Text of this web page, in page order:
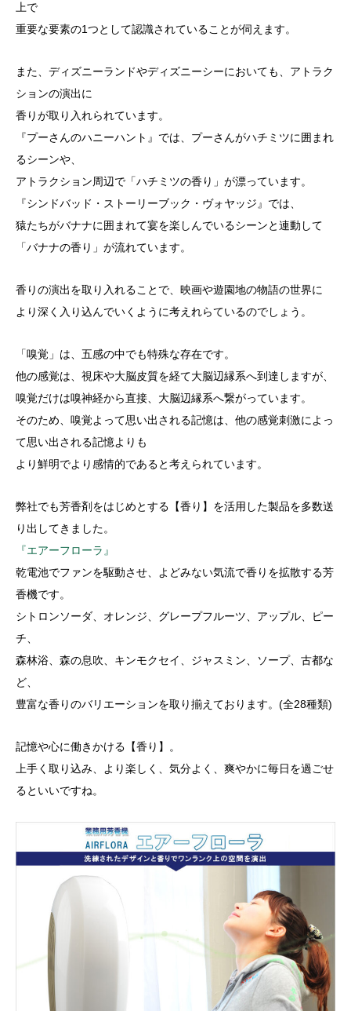
上で
重要な要素の1つとして認識されていることが伺えます。
また、ディズニーランドやディズニーシーにおいても、アトラク
ションの演出に
香りが取り入れられています。
『プーさんのハニーハント』では、プーさんがハチミツに囲まれ
るシーンや、
アトラクション周辺で「ハチミツの香り」が漂っています。
『シンドバッド・ストーリーブック・ヴォヤッジ』では、
猿たちがバナナに囲まれて宴を楽しんでいるシーンと連動して
「バナナの香り」が流れています。
香りの演出を取り入れることで、映画や遊園地の物語の世界に
より深く入り込んでいくように考えれらているのでしょう。
「嗅覚」は、五感の中でも特殊な存在です。
他の感覚は、視床や大脳皮質を経て大脳辺縁系へ到達しますが、
嗅覚だけは嗅神経から直接、大脳辺縁系へ繋がっています。
そのため、嗅覚よって思い出される記憶は、他の感覚刺激によっ
て思い出される記憶よりも
より鮮明でより感情的であると考えられています。
弊社でも芳香剤をはじめとする【香り】を活用した製品を多数送
り出してきました。
『エアーフローラ』
乾電池でファンを駆動させ、よどみない気流で香りを拡散する芳
香機です。
シトロンソーダ、オレンジ、グレープフルーツ、アップル、ピー
チ、
森林浴、森の息吹、キンモクセイ、ジャスミン、ソープ、古都な
ど、
豊富な香りのバリエーションを取り揃えております。(全28種類)
記憶や心に働きかける【香り】。
上手く取り込み、より楽しく、気分よく、爽やかに毎日を過ごせ
るといいですね。